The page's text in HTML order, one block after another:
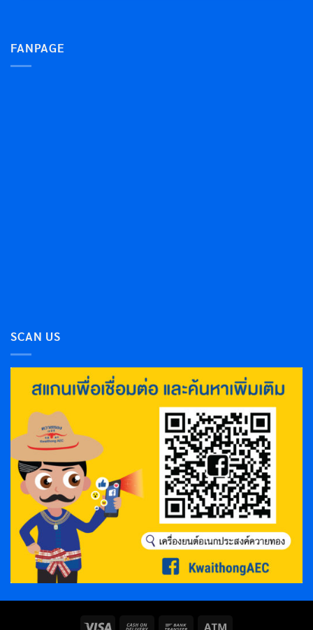
FANPAGE
SCAN US